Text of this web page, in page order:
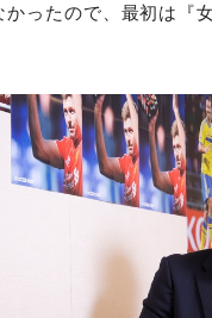
かったので、最初は『